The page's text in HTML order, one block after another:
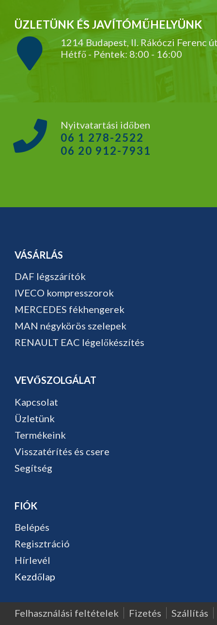
ÜZLETÜNK ÉS JAVÍTÓMŰHELYÜNK
1214 Budapest, II. Rákóczi Ferenc
Hétfő - Péntek: 8:00 - 16:00
Nyitvatartási időben
06 1 278-2522
06 20 912-7931
VÁSÁRLÁS
DAF légszárítók
IVECO kompresszorok
MERCEDES fékhengerek
MAN négykörös szelepek
RENAULT EAC légelőkészítés
VEVŐSZOLGÁLAT
Kapcsolat
Üzletünk
Termékeink
Visszatérítés és csere
Segítség
FIÓK
Belépés
Regisztráció
Hírlevél
Kezdőlap
Felhasználási feltételek Fizetés
Szállítás